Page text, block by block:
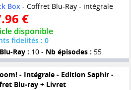
Box- Coffret Blu-Ray - intégrale
€
disponible
fidelités : 0
Ray : 10 - Nb épisodes : 55
- Intégrale - Edition Saphir -
Blu-ray + Livret